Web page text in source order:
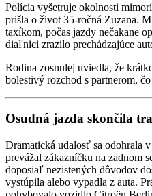
Polícia vyšetruje okolnosti
prišla o život 35-ročná Zuzana.
taxíkom, počas jazdy nečakane
diaľnici zrazilo prechádzajúce
Rodina zosnulej uviedla, že
bolestivý rozchod s partnerom,
Osudná jazda skončila
Dramatická udalosť sa odohrala
prevážal zákazníčku na zadnom
doposiaľ nezistených dôvodov
vystúpila alebo vypadla z auta.